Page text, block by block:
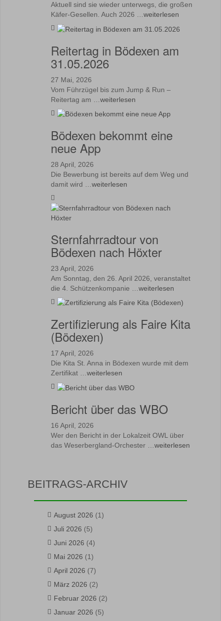
Aktuell sind sie wieder unterwegs, die großen
Käfer-Gesellen. Auch 2026 …weiterlesen
Reitertag in Bödexen am
31.05.2026
27 Mai, 2026
Vom Führzügel bis zum Jump & Run –
Reitertag am … weiterlesen
Bödexen bekommt eine
neue App
28 April, 2026
Die Bewerbung ist bereits auf dem Weg und
damit wird … weiterlesen
Sternfahrradtour von
Bödexen nach Höxter
23 April, 2026
Am Sonntag, den 26. April 2026, veranstaltet
die 4. Schützenkompanie … weiterlesen
Zertifizierung als Faire Kita
(Bödexen)
17 April, 2026
Die Kita St. Anna in Bödexen wurde mit dem
Zertifikat …weiterlesen
Bericht über das WBO
16 April, 2026
Wer den Bericht in der Lokalzeit OWL über
das Weserbergland-Orchester … weiterlesen
BEITRAGS-ARCHIV
August 2026 (1)
Juli 2026 (5)
Juni 2026 (4)
Mai 2026 (1)
April 2026 (7)
März 2026 (2)
Februar 2026 (2)
Januar 2026 (5)